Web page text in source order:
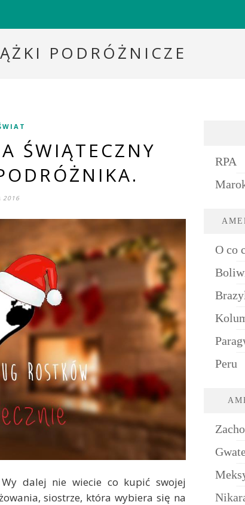
PODRÓŻNICZE
ŚWIĄTECZNY
2016
dalej nie wiecie co kupić swojej
siostrze, która wybiera się na
RPA
O co
Peru